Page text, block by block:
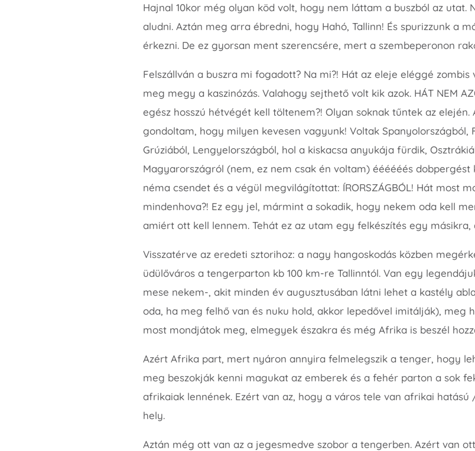
Hajnal 10kor még olyan köd volt, hogy nem láttam a buszból az utat.
aludni. Aztán meg arra ébredni, hogy Hahó, Tallinn! És spurizzunk a
érkezni. De ez gyorsan ment szerencsére, mert a szembeperonon
Felszállván a buszra mi fogadott? Na mi?! Hát az eleje eléggé
meg megy a kaszinózás. Valahogy sejthető volt kik azok. HÁT NEM
egész hosszú hétvégét kell töltenem?! Olyan soknak tűntek az
gondoltam, hogy milyen kevesen vagyunk! Voltak Spanyolországból,
Grúziából, Lengyelországból, hol a kiskacsa anyukája fürdik,
Magyarországról (nem, ez nem csak én voltam) éééééés
néma csendet és a végül megvilágítottat: ÍRORSZÁGBÓL! Hát most
mindenhova?! Ez egy jel, mármint a sokadik, hogy nekem oda kell
amiért ott kell lennem. Tehát ez az utam egy felkészítés egy másikra,
Visszatérve az eredeti sztorihoz: a nagy hangoskodás közben
üdülőváros a tengerparton kb 100 km-re Tallinntól. Van egy
mese nekem-, akit minden év augusztusában látni lehet a kastély
oda, ha meg felhő van és nuku hold, akkor lepedővel imitálják), meg
most mondjátok meg, elmegyek északra és még Afrika is beszél
Azért Afrika part, mert nyáron annyira felmelegszik a tenger, hogy
meg beszokják kenni magukat az emberek és a fehér parton a sok
afrikaiak lennének. Ezért van az, hogy a város tele van afrikai
hely.
Aztán még ott van az a jegesmedve szobor a tengerben. Azért van